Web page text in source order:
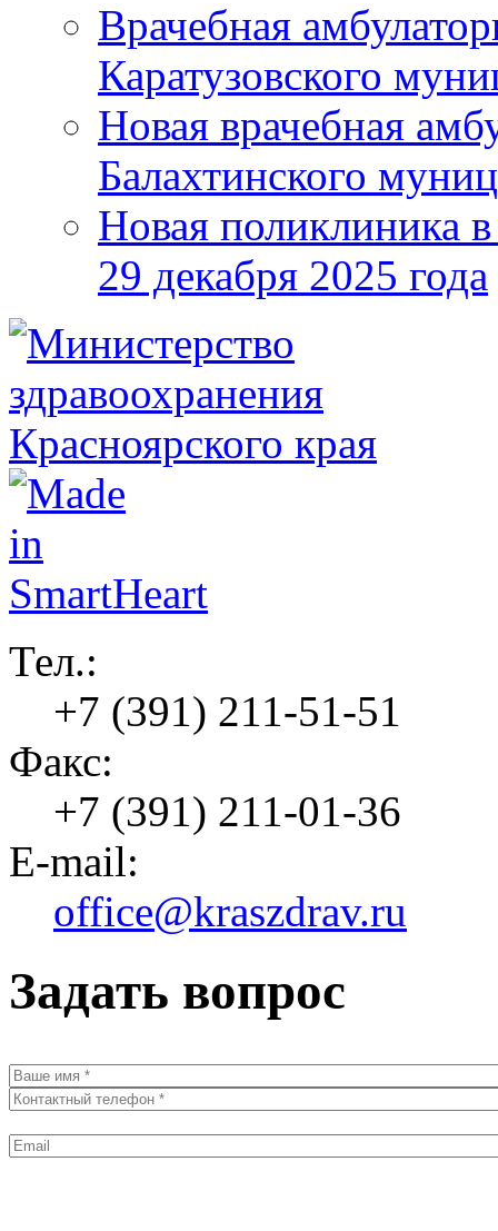
Врачебная
Каратузовского
Новая врачебная
Балахтинского
Новая поликлиника
29 декабря 2025 года
Тел.:
+7 (391) 211-51-51
Факс:
+7 (391) 211-01-36
E-mail:
office@kraszdrav.ru
Задать вопрос